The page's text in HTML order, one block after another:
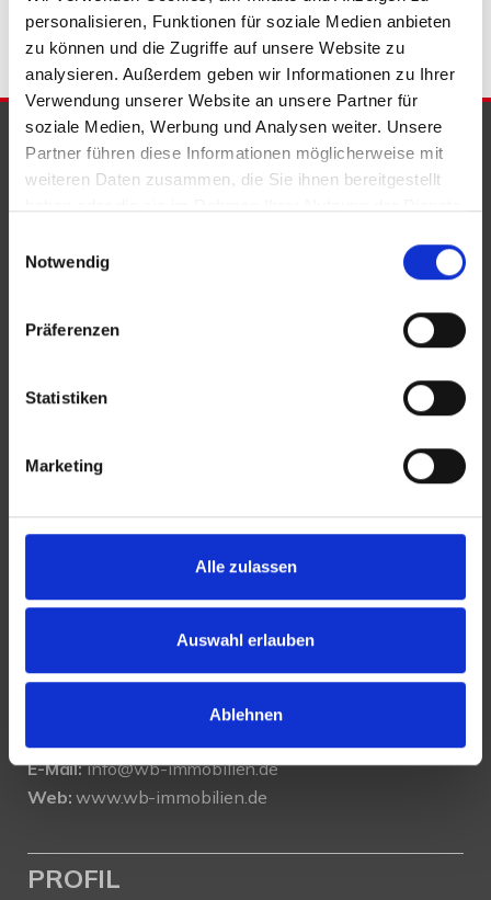
personalisieren, Funktionen für soziale Medien anbieten
zu können und die Zugriffe auf unsere Website zu
analysieren. Außerdem geben wir Informationen zu Ihrer
Verwendung unserer Website an unsere Partner für
soziale Medien, Werbung und Analysen weiter. Unsere
Partner führen diese Informationen möglicherweise mit
weiteren Daten zusammen, die Sie ihnen bereitgestellt
Notwendig
Präferenzen
Statistiken
Marketing
Alle zulassen
Auswahl erlauben
Ablehnen
PARTNER & AUSZEICHNUNGEN
KONTAKT
WeserBergland Immobilien
Portastraße 36
Tel.:0571 - 597 265 17
0571 - 870 490 05
E-Mail:info@wb-immobilien.de
Web: www.wb-immobilien.de
PROFIL